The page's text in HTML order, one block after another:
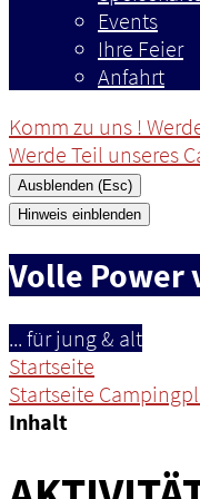
Events
Ihre Feier
Anfahrt
Komm zu uns !
Werde Teil unseres
Ausblenden (Esc)
Hinweis einblenden
Volle Power
... für jung & alt
Startseite
Startseite
Inhalt